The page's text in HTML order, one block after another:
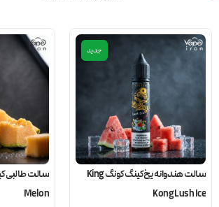
جدید
سالت هندوانه یخ کینگ کونگ King
Kong Lush Ice
Melon